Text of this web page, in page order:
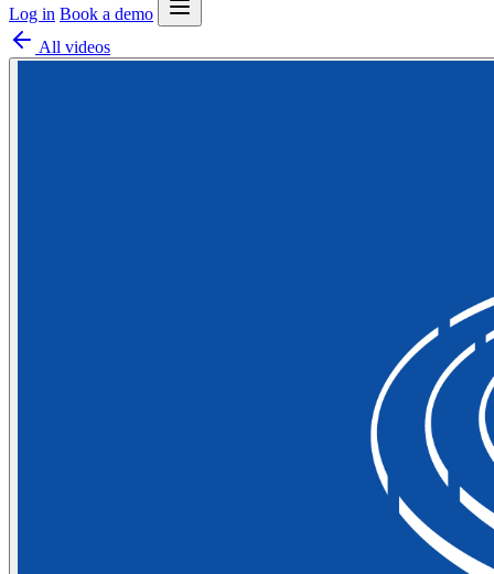
Log in Book a demo
All videos